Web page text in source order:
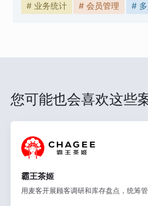
# 业务统计
# 会员管理 #
您可能也会喜欢这些
霸王茶姬
用麦客开展顾客调研和库存盘点，统筹